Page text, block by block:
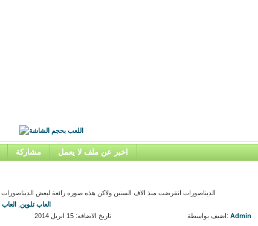
مشاركة اخبر عن ملف لا يعمل
الديناصورات انقرضت منذ الاف السنين ولاكن هذه صوره رائعة لبعض الديناصورات
العاب تلوين
تاريخ الاضافه: 15 ابريل 2014 اضيف بواسطة: Admin